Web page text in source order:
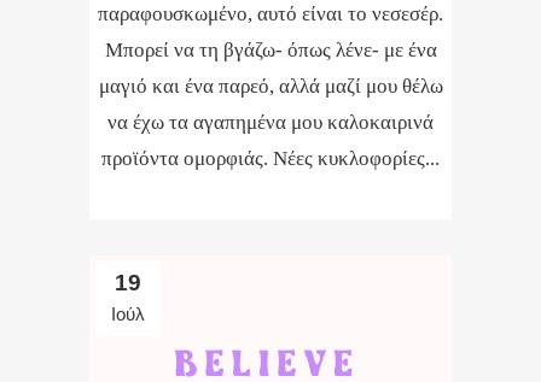
παραφουσκωμένο, αυτό είναι το νεσεσέρ.
Μπορεί να τη βγάζω- όπως λένε- με ένα
μαγιό και ένα παρεό, αλλά μαζί μου θέλω
να έχω τα αγαπημένα μου καλοκαιρινά
προϊόντα ομορφιάς. Νέες κυκλοφορίες...
19
Ιούλ